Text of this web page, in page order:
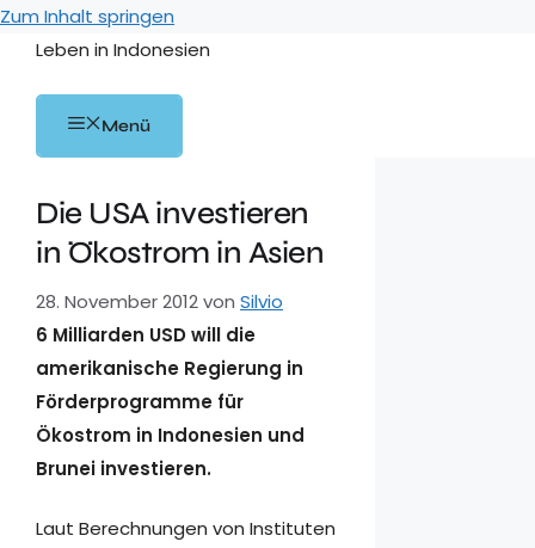
Zum Inhalt springen
Leben in Indonesien
Menü
Die USA investieren
in Ökostrom in Asien
28. November 2012von Silvio
6 Milliarden USD will die
amerikanische Regierung in
Förderprogramme für
Ökostrom in Indonesien und
Brunei investieren.
Laut Berechnungen von Instituten